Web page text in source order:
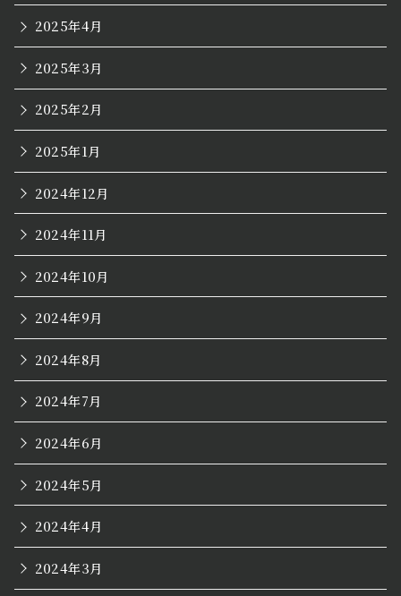
2025年4月
2025年3月
2025年2月
2025年1月
2024年12月
2024年11月
2024年10月
2024年9月
2024年8月
2024年7月
2024年6月
2024年5月
2024年4月
2024年3月